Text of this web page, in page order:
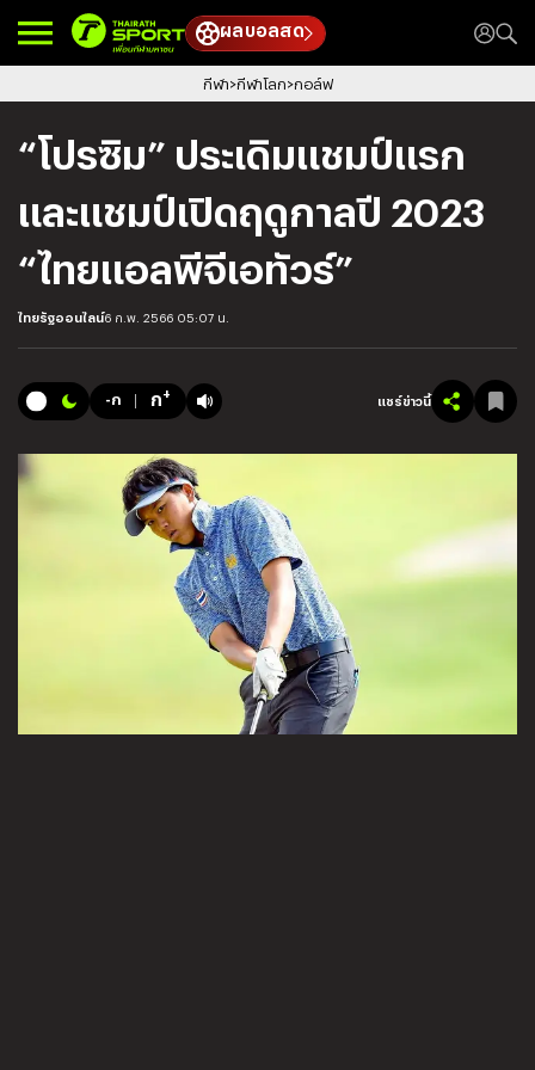
ผลบอลสด
กีฬา กีฬาโลก กอล์ฟ
“โปรซิม” ประเดิมแชมป์แรก
และแชมป์เปิดฤดูกาลปี 2023
“ไทยแอลพีจีเอทัวร์”
ไทยรัฐออนไลน์6 ก.พ. 2566 05:07 น.
-ก ก+ แชร์ข่าวนี้